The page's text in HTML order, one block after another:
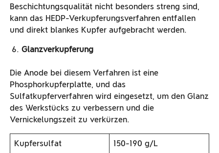
Beschichtungsqualität nicht besonders streng sind,
kann das HEDP-Verkupferungsverfahren entfallen
und direkt blankes Kupfer aufgebracht werden.
Glanzverkupferung
Die Anode bei diesem Verfahren ist eine
Phosphorkupferplatte, und das
Sulfatkupferverfahren wird eingesetzt, um den Glanz
des Werkstücks zu verbessern und die
Vernickelungszeit zu verkürzen.
Kupfersulfat 150-190 g/L